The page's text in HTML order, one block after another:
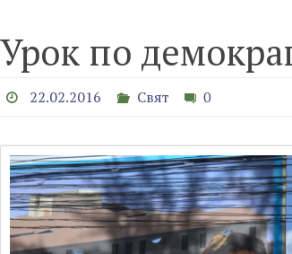
Урок по
22.02.2016 Свят 0